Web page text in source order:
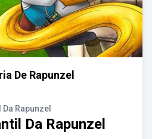
De Rapunzel
Rapunzel
Da Rapunzel